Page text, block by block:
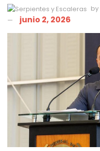
by
junio 2, 2026